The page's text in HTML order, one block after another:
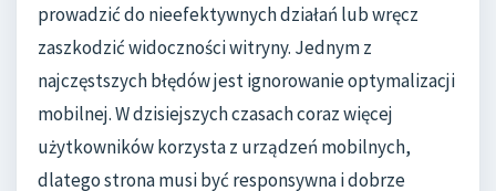
prowadzić do nieefektywnych działań lub wręcz
zaszkodzić widoczności witryny. Jednym z
najczęstszych błędów jest ignorowanie optymalizacji
mobilnej. W dzisiejszych czasach coraz więcej
użytkowników korzysta z urządzeń mobilnych,
dlatego strona musi być responsywna i dobrze